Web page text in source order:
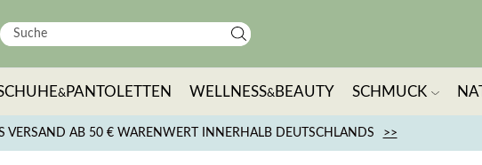
& PANTOLETTEN WELLNESS& BEAUTY SCHMUCK
VERSAND AB 50 € WARENWERT INNERHALB DEUTSCHLANDS >>